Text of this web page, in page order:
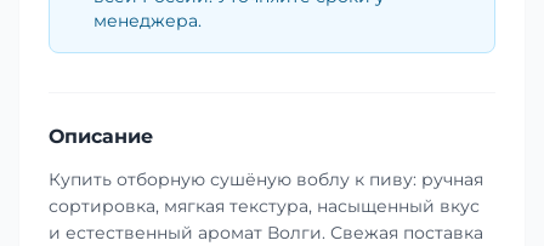
менеджера.
Описание
Купить отборную сушёную воблу к пиву: ручная
сортировка, мягкая текстура, насыщенный вкус
и естественный аромат Волги. Свежая поставка